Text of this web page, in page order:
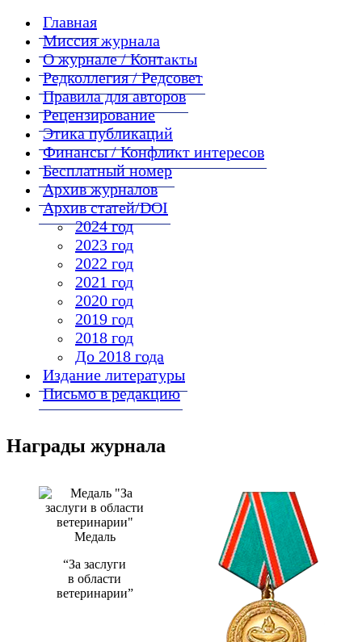
Главная
Миссия журнала
О журнале / Контакты
Редколлегия / Редсовет
Правила для авторов
Рецензирование
Этика публикаций
Финансы / Конфликт интересов
Бесплатный номер
Архив журналов
Архив статей/DOI
2024 год
2023 год
2022 год
2021 год
2020 год
2019 год
2018 год
До 2018 года
Издание литературы
Письмо в редакцию
Награды журнала
Медаль
“За заслуги
в области
ветеринарии”